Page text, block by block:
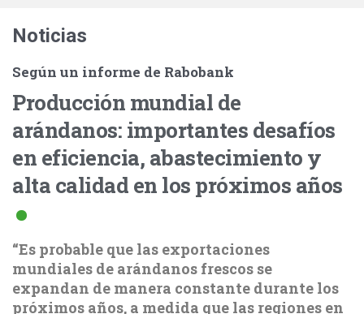
Noticias
Según un informe de Rabobank
Producción mundial de
arándanos: importantes desafíos
en eficiencia, abastecimiento y
alta calidad en los próximos años
“Es probable que las exportaciones
mundiales de arándanos frescos se
expandan de manera constante durante los
próximos años, a medida que las regiones en